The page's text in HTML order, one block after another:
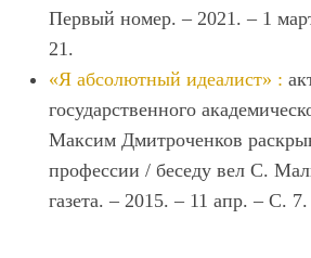
Первый номер. – 2021. – 1
21.
«Я абсолютный идеалист» :
государственного
Максим Дмитроченков
профессии / беседу вел С.
газета. ‒ 2015. ‒ 11 апр. ‒ С. 7.